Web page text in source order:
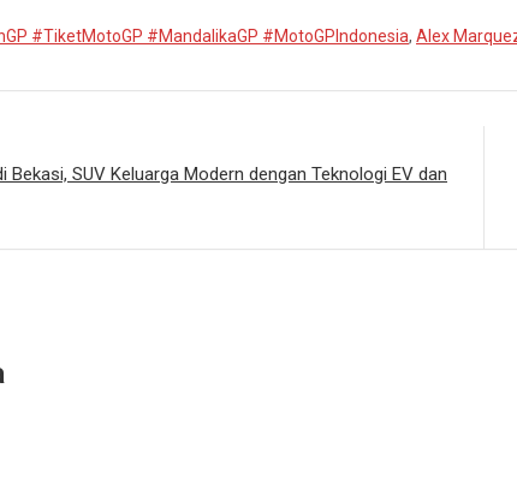
#TiketMotoGP #MandalikaGP #MotoGPIndonesia, Alex
Bekasi, SUV Keluarga Modern dengan Teknologi EV dan